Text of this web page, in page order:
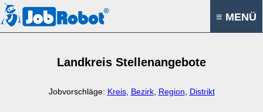
≡ MENÜ
Landkreis Stellenangebote
Jobvorschläge: Kreis, Bezirk, Region Distrikt